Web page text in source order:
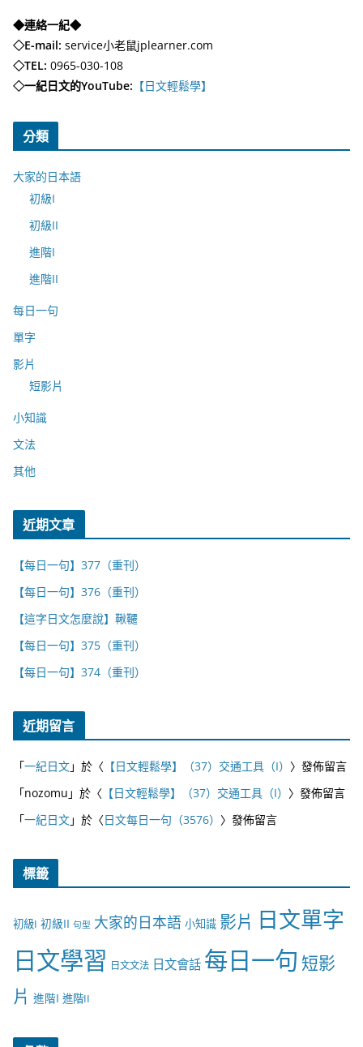
◆連絡一紀◆
◇E-mail: service小老鼠jplearner.com
◇TEL: 0965-030-108
◇一紀日文的YouTube: 【日文輕鬆學】
分類
大家的日本語
初級I
初級II
進階I
進階II
每日一句
單字
影片
短影片
小知識
文法
其他
近期文章
【每日一句】377（重刊）
【每日一句】376（重刊）
【這字日文怎麼說】鞦韆
【每日一句】375（重刊）
【每日一句】374（重刊）
近期留言
「一紀日文」於〈 【日文輕鬆學】（37）交通工具（I） 〉發佈留言
「nozomu 」於〈 【日文輕鬆學】（37）交通工具（I） 〉發佈留言
「一紀日文」於〈日文每日一句（3576） 〉發佈留言
標籤
初級I 初級II 句型 大家的日本語 小知識 影片 日文單字
日文學習 日文文法 日文會話 每日一句 短影
片 進階I 進階II